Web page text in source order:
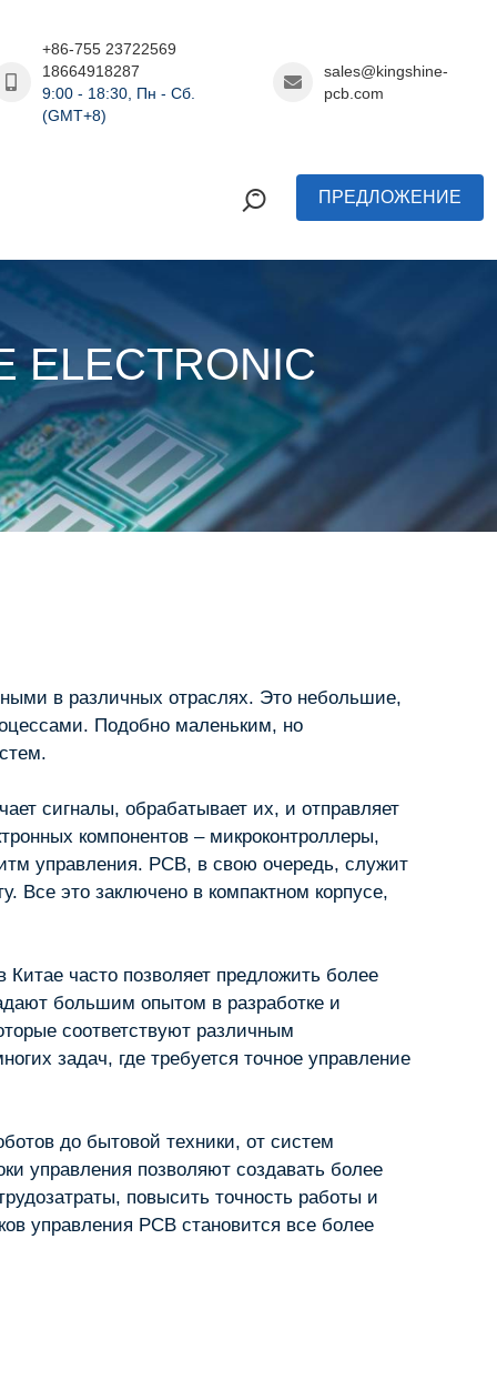
+86-755 23722569
18664918287
9:00 - 18:30, Пн - Сб.
(GMT+8)
sales@kingshine-
pcb.com
ПРЕДЛОЖЕНИЕ
ELECTRONIC
в различных отраслях. Это небольшие,
Подобно маленьким, но
сигналы, обрабатывает их, и отправляет
компонентов – микроконтроллеры,
управления. PCB, в свою очередь, служит
Все это заключено в компактном корпусе,
часто позволяет предложить более
большим опытом в разработке и
соответствуют различным
задач, где требуется точное управление
до бытовой техники, от систем
управления позволяют создавать более
повысить точность работы и
управления PCB становится все более